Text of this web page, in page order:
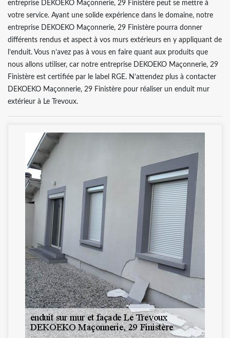
entreprise DEKOEKO Maçonnerie, 29 Finistère peut se mettre à
votre service. Ayant une solide expérience dans le domaine, notre
entreprise DEKOEKO Maçonnerie, 29 Finistère pourra donner
différents rendus et aspect à vos murs extérieurs en y appliquant de
l’enduit. Vous n’avez pas à vous en faire quant aux produits que
nous allons utiliser, car notre entreprise DEKOEKO Maçonnerie, 29
Finistère est certifiée par le label RGE. N’attendez plus à contacter
DEKOEKO Maçonnerie, 29 Finistère pour réaliser un enduit mur
extérieur à Le Trevoux.